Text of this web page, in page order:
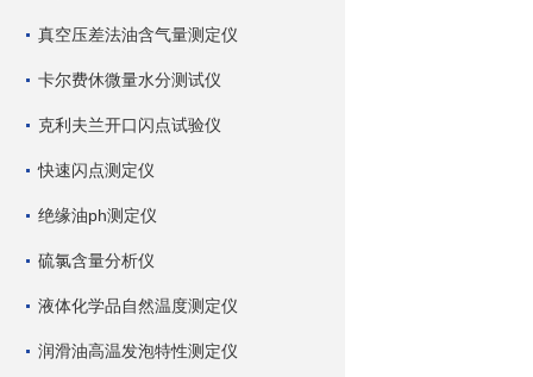
真空压差法油含气量测定仪
卡尔费休微量水分测试仪
克利夫兰开口闪点试验仪
快速闪点测定仪
绝缘油ph测定仪
硫氯含量分析仪
液体化学品自然温度测定仪
润滑油高温发泡特性测定仪